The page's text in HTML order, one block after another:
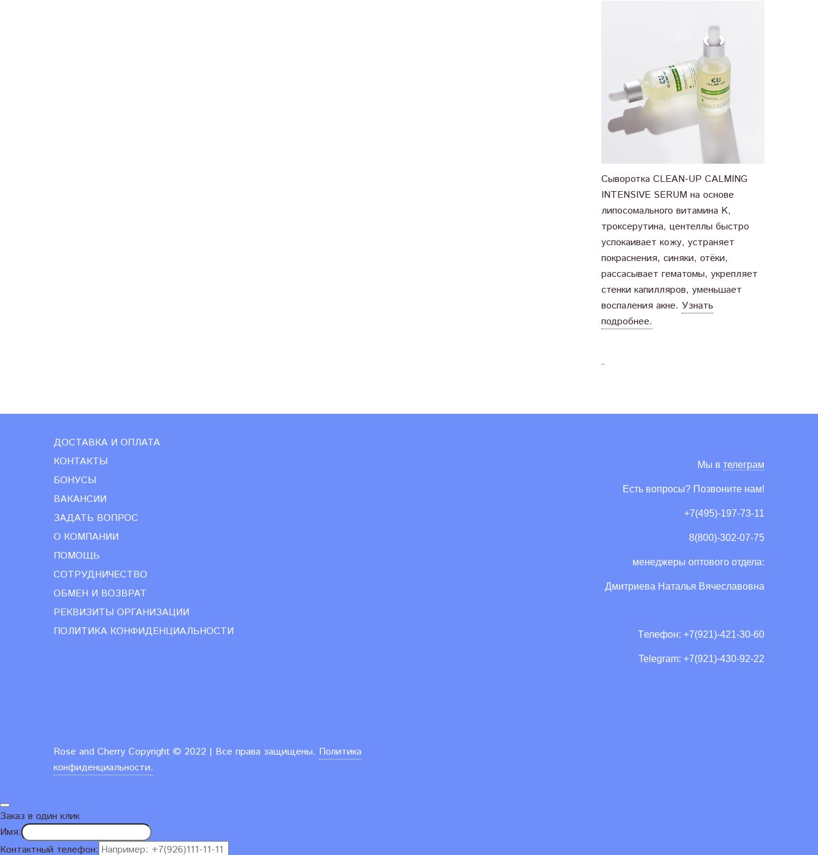
Сыворотка CLEAN-UP CALMING
INTENSIVE SERUM на основе
липосомального витамина K,
троксерутина, центеллы быстро
успокаивает кожу, устраняет
покраснения, синяки, отёки,
рассасывает гематомы, укрепляет
стенки капилляров, уменьшает
воспаления акне. Узнать
подробнее.
ДОСТАВКА И ОПЛАТА
КОНТАКТЫ
БОНУСЫ
ВАКАНСИИ
ЗАДАТЬ ВОПРОС
О КОМПАНИИ
ПОМОЩЬ
СОТРУДНИЧЕСТВО
ОБМЕН И ВОЗВРАТ
РЕКВИЗИТЫ ОРГАНИЗАЦИИ
ПОЛИТИКА КОНФИДЕНЦИАЛЬНОСТИ
Мы в телеграм
Есть вопросы? Позвоните нам!
+7(495)-197-73-11
8(800)-302-07-75
менеджеры оптового отдела:
Дмитриева Наталья Вячеславовна
Tелефон: +7(921)-421-30-60
Telegram: +7(921)-430-92-22
Rose and Cherry Copyright © 2022 | Все права защищены. Политика
конфиденциальности.
Заказ в один клик
Имя:
Контактный телефон: